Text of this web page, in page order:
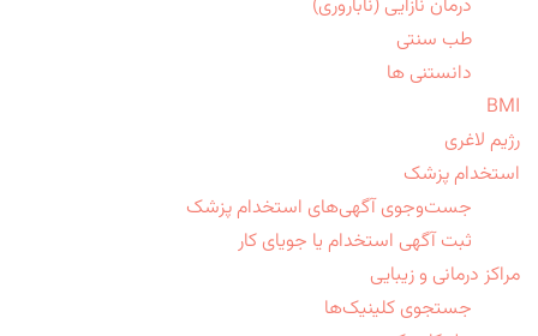
درمان نازایی (ناباروری)
طب سنتی
دانستنی ها
BMI
رژیم لاغری
استخدام پزشک
جست‌وجوی آگهی‌های استخدام پزشک
ثبت آگهی استخدام یا جویای کار
مراکز درمانی و زیبایی
جستجوی کلینیک‌ها